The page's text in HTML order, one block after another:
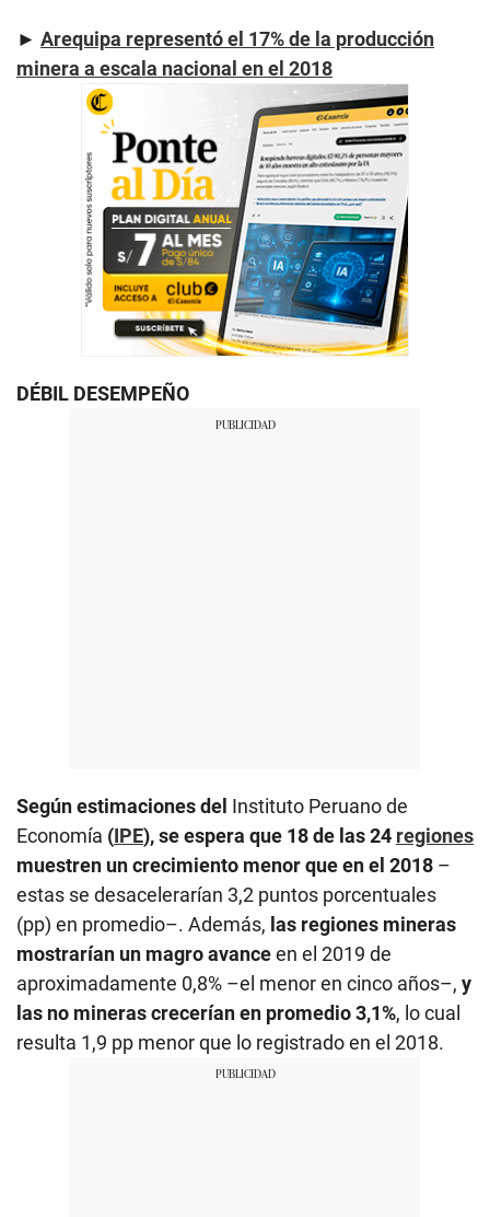
► Arequipa representó el 17% de la producción
minera a escala nacional en el 2018
DÉBIL DESEMPEÑO
Según estimaciones del Instituto Peruano de
Economía (IPE), se espera que 18 de las 24 regiones
muestren un crecimiento menor que en el 2018 –
estas se desacelerarían 3,2 puntos porcentuales
(pp) en promedio–. Además, las regiones mineras
mostrarían un magro avanceen el 2019 de
aproximadamente 0,8% –el menor en cinco años–, y
las no mineras crecerían en promedio 3,1%, lo cual
resulta 1,9 pp menor que lo registrado en el 2018.